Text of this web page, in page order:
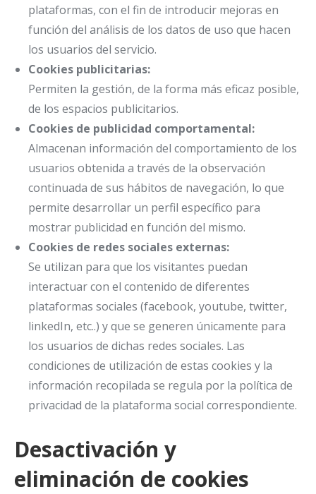
plataformas, con el fin de introducir mejoras en
función del análisis de los datos de uso que hacen
los usuarios del servicio.
Cookies publicitarias:
Permiten la gestión, de la forma más eficaz posible,
de los espacios publicitarios.
Cookies de publicidad comportamental:
Almacenan información del comportamiento de los
usuarios obtenida a través de la observación
continuada de sus hábitos de navegación, lo que
permite desarrollar un perfil específico para
mostrar publicidad en función del mismo.
Cookies de redes sociales externas:
Se utilizan para que los visitantes puedan
interactuar con el contenido de diferentes
plataformas sociales (facebook, youtube, twitter,
linkedIn, etc..) y que se generen únicamente para
los usuarios de dichas redes sociales. Las
condiciones de utilización de estas cookies y la
información recopilada se regula por la política de
privacidad de la plataforma social correspondiente.
Desactivación y
eliminación de cookies